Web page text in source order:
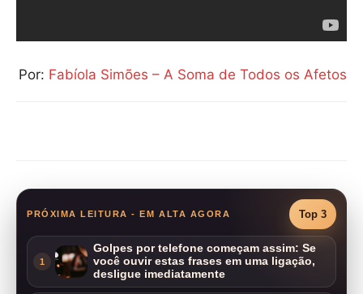
Por: Fabíola Simões – A Soma de Todos os Afetos
PRÓXIMA LEITURA - EM ALTA AGORA Top 3
1
Golpes por telefone começam assim: Se
você ouvir estas frases em uma ligação,
desligue imediatamente